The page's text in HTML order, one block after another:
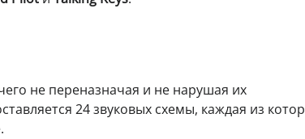
не переназначая и не нарушая их
24 звуковых схемы, каждая из